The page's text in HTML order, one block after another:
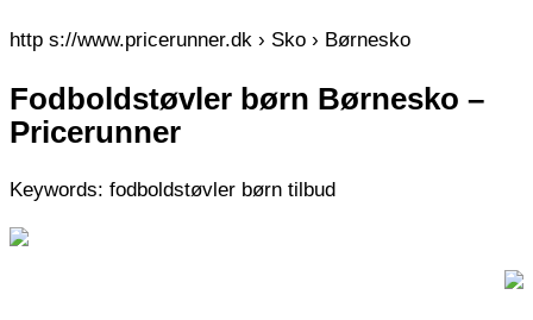
http s://www.pricerunner.dk › Sko › Børnesko
Fodboldstøvler børn Børnesko –
Pricerunner
Keywords: fodboldstøvler børn tilbud